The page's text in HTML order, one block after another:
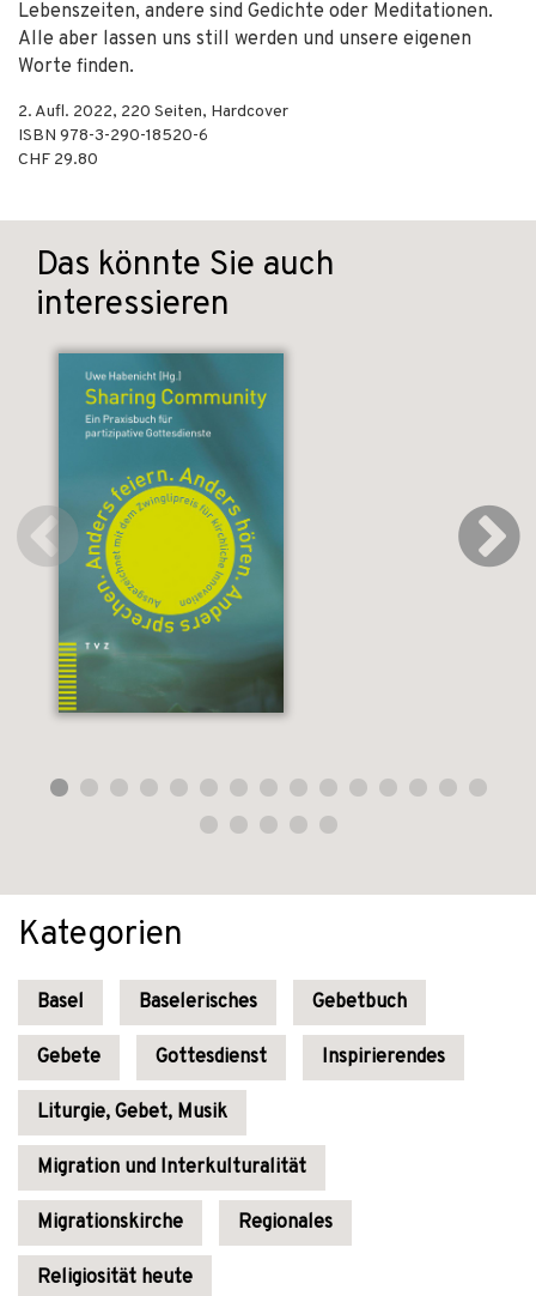
Lebenszeiten, andere sind Gedichte oder Meditationen.
Alle aber lassen uns still werden und unsere eigenen
Worte finden.
2. Aufl. 2022, 220 Seiten, Hardcover
ISBN 978-3-290-18520-6
CHF 29.80
Das könnte Sie auch
interessieren
Kategorien
Basel Baselerisches Gebetbuch
Gebete Gottesdienst Inspirierendes
Liturgie, Gebet, Musik
Migration und Interkulturalität
Migrationskirche Regionales
Religiosität heute